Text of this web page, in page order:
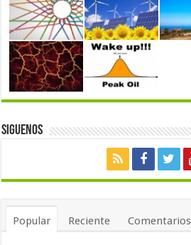
Siguenos
Popular Reciente Comentarios